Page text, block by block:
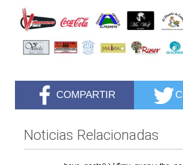
COMPARTIR
Noticias Relacionadas